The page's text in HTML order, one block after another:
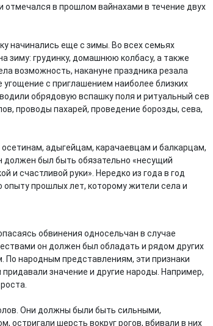
в прошлом вайнахами в течение двух
начинались еще с зимы. Во всех семьях
зиму: грудинку, домашнюю колбасу, а также
возможность, накануне праздника резала
угощение с приглашением наиболее близких
обрядовую вспашку поля и ритуальный сев
проводы пахарей, проведение борозды, сева,
адыгейцам, карачаевцам и балкарцам,
должен был быть обязательно «несущий
и счастливой руки». Нередко из года в год
прошлых лет, которому жители села и
обвинения односельчан в случае
он должен был обладать и рядом других
По народным представлениям, эти признаки
значение и другие народы. Например,
Они должны были быть сильными,
остригали шерсть вокруг рогов, вбивали в них